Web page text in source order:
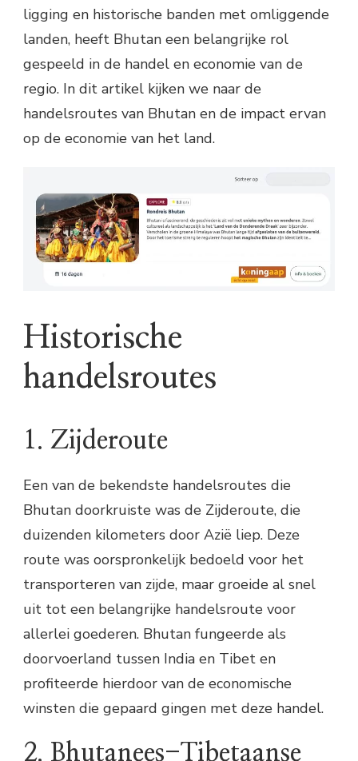
ligging en historische banden met omliggende
landen, heeft Bhutan een belangrijke rol
gespeeld in de handel en economie van de
regio. In dit artikel kijken we naar de
handelsroutes van Bhutan en de impact ervan
op de economie van het land.
Historische
handelsroutes
1. Zijderoute
Een van de bekendste handelsroutes die
Bhutan doorkruiste was de Zijderoute, die
duizenden kilometers door Azië liep. Deze
route was oorspronkelijk bedoeld voor het
transporteren van zijde, maar groeide al snel
uit tot een belangrijke handelsroute voor
allerlei goederen. Bhutan fungeerde als
doorvoerland tussen India en Tibet en
profiteerde hierdoor van de economische
winsten die gepaard gingen met deze handel.
2. Bhutanees-Tibetaanse